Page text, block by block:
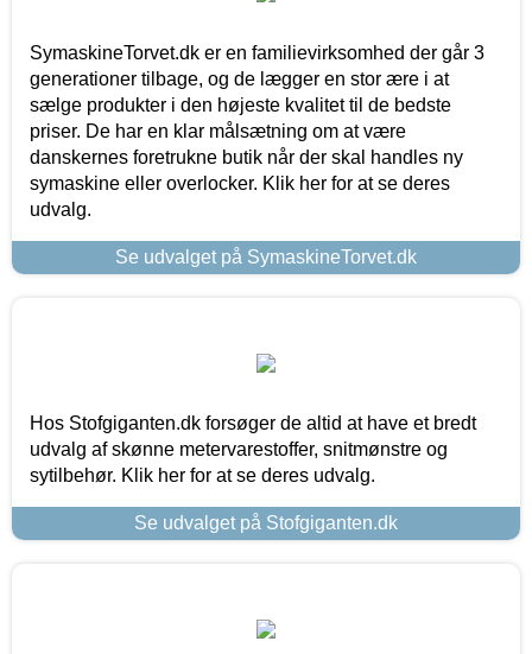
SymaskineTorvet.dk er en familievirksomhed der går 3
generationer tilbage, og de lægger en stor ære i at
sælge produkter i den højeste kvalitet til de bedste
priser. De har en klar målsætning om at være
danskernes foretrukne butik når der skal handles ny
symaskine eller overlocker. Klik her for at se deres
udvalg.
Se udvalget på SymaskineTorvet.dk
Hos Stofgiganten.dk forsøger de altid at have et bredt
udvalg af skønne metervarestoffer, snitmønstre og
sytilbehør. Klik her for at se deres udvalg.
Se udvalget på Stofgiganten.dk